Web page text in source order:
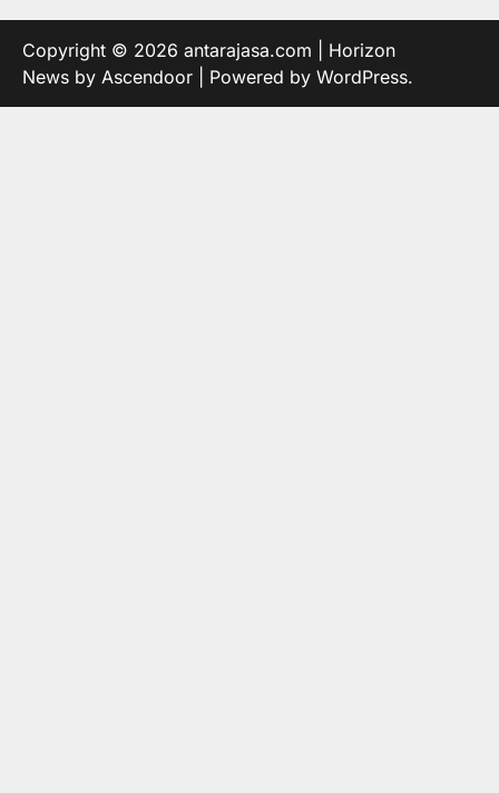
Copyright © 2026 antarajasa.com | Horizon
News by Ascendoor | Powered by WordPress.